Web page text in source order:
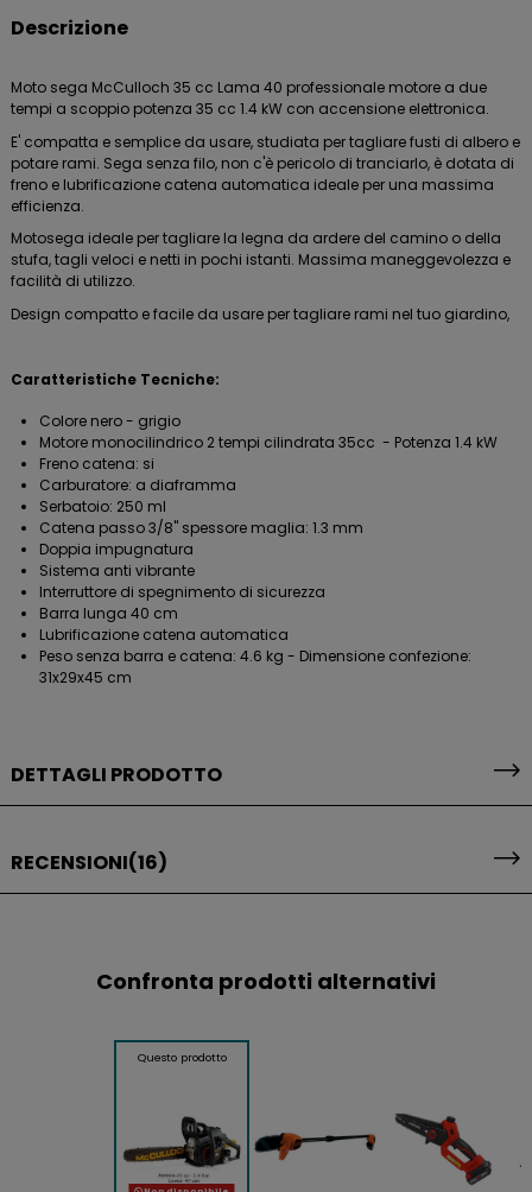
Descrizione
Moto sega McCulloch 35 cc Lama 40 professionale motore a due
tempi a scoppio potenza 35 cc 1.4 kW con accensione elettronica.
E' compatta e semplice da usare, studiata per tagliare fusti di albero e
potare rami. Sega senza filo, non c'è pericolo di tranciarlo, è dotata di
freno e lubrificazione catena automatica ideale per una massima
efficienza.
Motosega ideale per tagliare la legna da ardere del camino o della
stufa, tagli veloci e netti in pochi istanti. Massima maneggevolezza e
facilità di utilizzo.
Design compatto e facile da usare per tagliare rami nel tuo giardino,
Caratteristiche Tecniche:
Colore nero - grigio
Motore monocilindrico 2 tempi cilindrata 35cc - Potenza 1.4 kW
Freno catena: si
Carburatore: a diaframma
Serbatoio: 250 ml
Catena passo 3/8" spessore maglia: 1.3 mm
Doppia impugnatura
Sistema anti vibrante
Interruttore di spegnimento di sicurezza
Barra lunga 40 cm
Lubrificazione catena automatica
Peso senza barra e catena: 4.6 kg - Dimensione confezione:
31x29x45 cm
DETTAGLI PRODOTTO
RECENSIONI(16)
Confronta prodotti alternativi
Questo prodotto